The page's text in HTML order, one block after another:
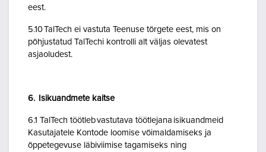
eest.
5.10 TalTech ei vastuta Teenuse tõrgete eest, mis on
põhjustatud TalTechi kontrolli alt väljas olevatest
asjaoludest.
6. Isikuandmete kaitse
6.1 TalTech töötleb vastutava töötlejana isikuandmeid
Kasutajatele Kontode loomise võimaldamiseks ja
õppetegevuse läbiviimise tagamiseks ning